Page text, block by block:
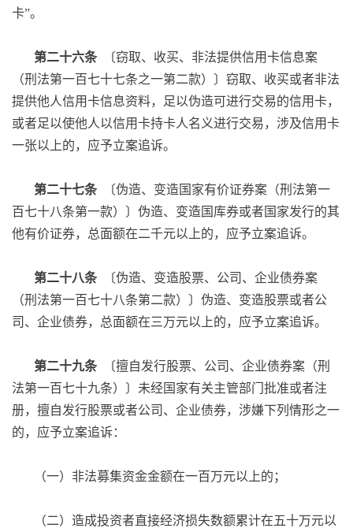
卡”。
第二十六条
〔窃取、收买、非法提供信用卡信息案
（刑法第一百七十七条之一第二款）〕窃取、收买或者非法
提供他人信用卡信息资料，足以伪造可进行交易的信用卡，
或者足以使他人以信用卡持卡人名义进行交易，涉及信用卡
一张以上的，应予立案追诉。
第二十七条
〔伪造、变造国家有价证券案（刑法第一
百七十八条第一款）〕伪造、变造国库券或者国家发行的其
他有价证券，总面额在二千元以上的，应予立案追诉。
第二十八条
〔伪造、变造股票、公司、企业债券案
（刑法第一百七十八条第二款）〕伪造、变造股票或者公
司、企业债券，总面额在三万元以上的，应予立案追诉。
第二十九条 〔擅自发行股票、公司、企业债券案（刑
法第一百七十九条）〕未经国家有关主管部门批准或者注
册，擅自发行股票或者公司、企业债券，涉嫌下列情形之一
的，应予立案追诉：
（一）非法募集资金金额在一百万元以上的；
（二）造成投资者直接经济损失数额累计在五十万元以